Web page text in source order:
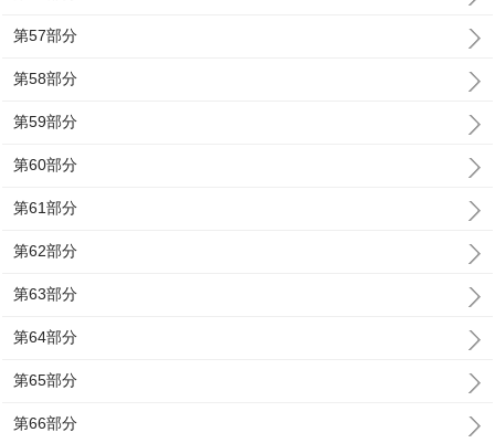
第57部分
第58部分
第59部分
第60部分
第61部分
第62部分
第63部分
第64部分
第65部分
第66部分